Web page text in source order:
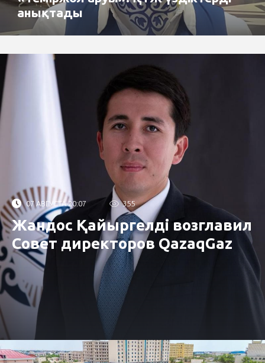
анықтады
07 АВГУСТА 20:07 355
Жандос Қайыргелді возглавил
Совет директоров QazaqGaz